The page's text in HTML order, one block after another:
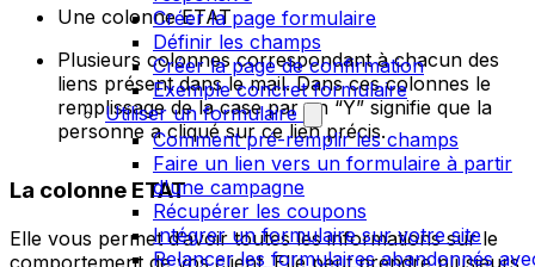
Créer la page formulaire
Définir les champs
Créer la page de confirmation
Exemple concret formulaire
Utiliser un formulaire
Comment pré-remplir les champs
Faire un lien vers un formulaire à partir
d'une campagne
Récupérer les coupons
Intégrer un formulaire sur votre site
Relancer les formulaires abandonnés
Une colonne ETAT
Plusieurs colonnes correspondant à chacun des
liens présent dans le mail. Dans ces colonnes le
remplissage de la case par un “Y” signifie que la
personne a cliqué sur ce lien précis.
La colonne ETAT
Elle vous permet d’avoir toutes les informations sur le
comportement de vos client. Elle peut prendre plusieurs